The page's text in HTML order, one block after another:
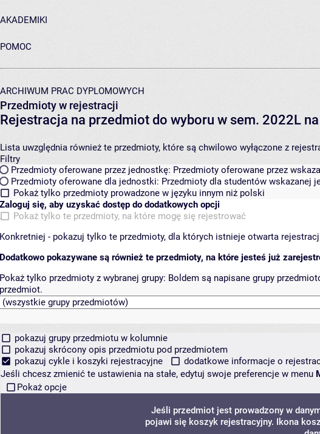
AKADEMIKI
POMOC
ARCHIWUM PRAC DYPLOMOWYCH
Przedmioty w rejestracji
Rejestracja na przedmiot do wyboru w sem. 2022L
Lista uwzględnia również te przedmioty, które są chwilowo wyłączone z
Filtry
Przedmioty oferowane przez jednostkę: Przedmioty oferowane przez
Przedmioty oferowane dla jednostki: Przedmioty dla studentów wskazanej
Pokaż tylko przedmioty prowadzone w języku innym niż polski
Zaloguj się, aby uzyskać dostęp do dodatkowych opcji
Pokaż tylko te przedmioty, na które mogę się rejestrować
Konkretniej - pokazuj tylko te przedmioty, dla których istnieje otwarta
Dodatkowo pokazywane są również te przedmioty, na które jesteś już
Pokaż tylko przedmioty z wybranej grupy: Boldem są napisane grupy
przedmiot.
pokazuj grupy przedmiotu w kolumnie
pokazuj skrócony opis przedmiotu pod przedmiotem
pokazuj cykle i koszyki rejestracyjne
dodatkowe informacje o
Jeśli chcesz zmienić te ustawienia na stałe, edytuj swoje preferencje w menu
Pokaż opcje
Jeśli przedmiot jest prowadzony w
pojawi się koszyk rejestracyjny. Ikona